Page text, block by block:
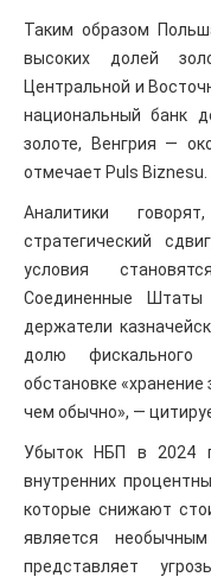
Таким образом
высоких долей
Центральной и
национальный банк
золоте, Венгрия —
отмечает Puls Biznesu.
Аналитики
стратегический
условия
Соединенные Штаты
держатели
долю
обстановке
чем обычно», —
Убыток НБП в 2024
внутренних
которые снижают
является
представляет